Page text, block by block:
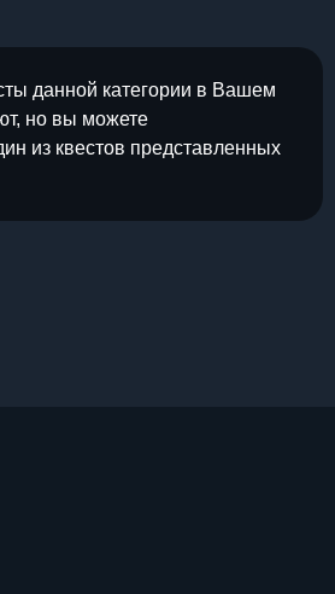
данной категории в Вашем
но вы можете
из квестов представленных